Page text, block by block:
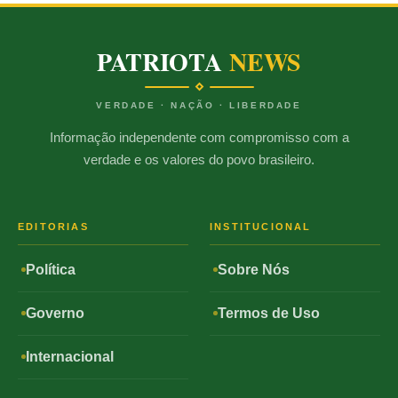
PATRIOTANEWS
VERDADE · NAÇÃO · LIBERDADE
Informação independente com compromisso com a
verdade e os valores do povo brasileiro.
EDITORIAS
Política
Governo
Internacional
INSTITUCIONAL
Sobre Nós
Termos de Uso